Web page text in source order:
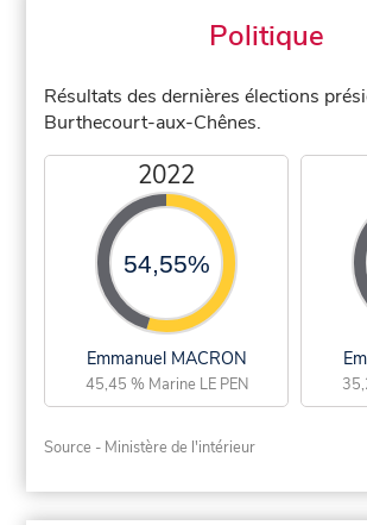
Politique
Résultats des dernières élections
Burthecourt-aux-Chênes.
2022
54,55%
Emmanuel MACRON
45,45 % Marine LE PEN
Source - Ministère de l'intérieur